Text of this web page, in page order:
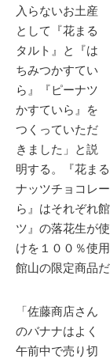
入らないお土産
として『花まる
タルト』と『は
ちみつかすてい
ら』『ピーナツ
かすていら』を
つくっていただ
きました」と説
明する。『花ま
ナッツチョコレ
ら』はそれぞれ
ツ』の落花生が
けを１００％使
館山の限定商品だ
「佐藤商店さん
のバナナはよく
午前中で売り切